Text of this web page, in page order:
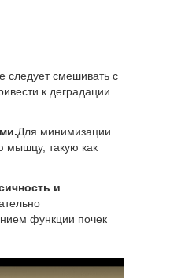
следует смешивать с
к деградации
Для минимизации
мышцу, такую как
и
функции почек